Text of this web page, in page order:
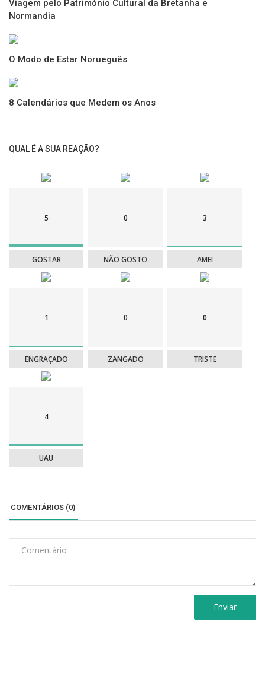
Diana Krall Honra Joni Mitchell
Saber Emocional: Entre a Liberdade, a Escolha e a Decisão
Viaje em Portugal ... Alojamentos
Viagem pelo Património Cultural da Bretanha e
Normandia
O Modo de Estar Norueguês
8 Calendários que Medem os Anos
QUAL É A SUA REAÇÃO?
5
GOSTAR
0
NÃO GOSTO
3
AMEI
1
ENGRAÇADO
0
ZANGADO
0
TRISTE
4
UAU
COMENTÁRIOS (0)
Enviar